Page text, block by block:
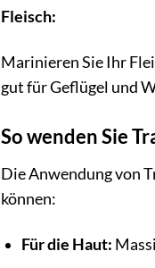
Fleisch:
Marinieren Sie Ihr
gut für Geflügel und
So wenden Sie
Die Anwendung von
können:
Für die Haut: